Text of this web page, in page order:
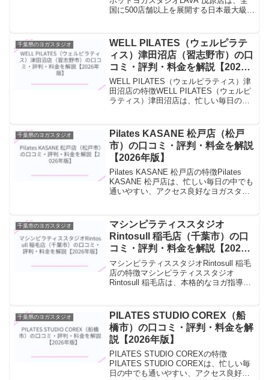
国に500店舗以上を展開する日本最大級の
ムを揃え、初心者から上級者まで無理な
く通える環境...
千葉県のヨガスタジオ
WELL PILATES（ウェルピラテ
ィス）津田沼店（習志野市）の口
コミ・評判・料金を解説【2026
年版】
WELL PILATES（ウェルピラティス）津
田沼店の特徴WELL PILATES（ウェルピ
ラティス）津田沼店は、忙しい毎日の中
け、ライフスタイルに合わせたスケジュ
ールで...
千葉県のヨガスタジオ
Pilates KASANE 松戸店（松戸
市）の口コミ・評判・料金を解説
【2026年版】
Pilates KASANE 松戸店の特徴Pilates
KASANE 松戸店は、忙しい毎日の中でも
通いやすい、アクセス良好なヨガスタジ
参加できます。駅近の立地と多彩な...
千葉市のヨガスタジオ
マシンピラティススタジオ
Rintosull 稲毛店（千葉市）の口
コミ・評判・料金を解説【2026
年版】
マシンピラティススタジオRintosull 稲毛
店の特徴マシンピラティススタジオ
Rintosull 稲毛店は、本格的なヨガ指導を
の哲学から実践まで丁寧に指導します。
資格...
千葉県のヨガスタジオ
PILATES STUDIO COREX（船
橋市）の口コミ・評判・料金を解
説【2026年版】
PILATES STUDIO COREXの特徴
PILATES STUDIO COREXは、忙しい毎
日の中でも通いやすい、アクセス良好な